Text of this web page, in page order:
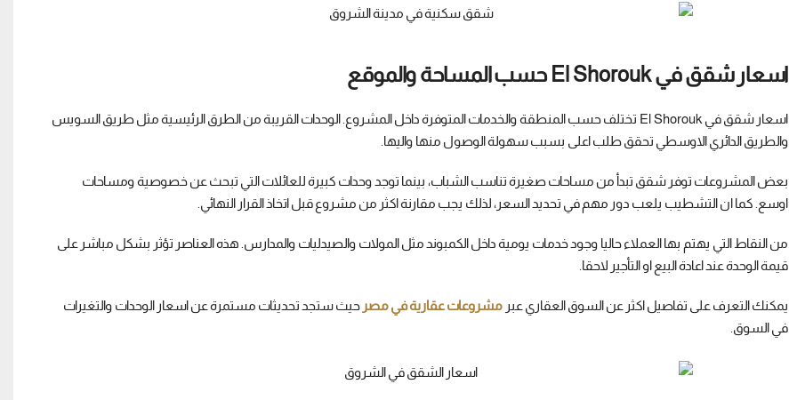
اسعار شقق في El Shorouk حسب المساحة والموقع
اسعار شقق في El Shorouk تختلف حسب المنطقة والخدمات المتوفرة داخل المشروع. الوحدات القريبة من الطرق الرئيسية مثل طريق السويس
والطريق الدائري الاوسطي تحقق طلب اعلى بسبب سهولة الوصول منها واليها.
بعض المشروعات توفر شقق تبدأ من مساحات صغيرة تناسب الشباب، بينما توجد وحدات كبيرة للعائلات التي تبحث عن خصوصية ومساحات
اوسع. كما ان التشطيب يلعب دور مهم في تحديد السعر، لذلك يجب مقارنة اكثر من مشروع قبل اتخاذ القرار النهائي.
من النقاط التي يهتم بها العملاء حاليا وجود خدمات يومية داخل الكمبوند مثل المولات والصيدليات والمدارس. هذه العناصر تؤثر بشكل مباشر على
قيمة الوحدة عند اعادة البيع او التأجير لاحقا.
يمكنك التعرف على تفاصيل اكثر عن السوق العقاري عبرمشروعات عقارية في مصر حيث ستجد تحديثات مستمرة عن اسعار الوحدات والتغيرات
في السوق.